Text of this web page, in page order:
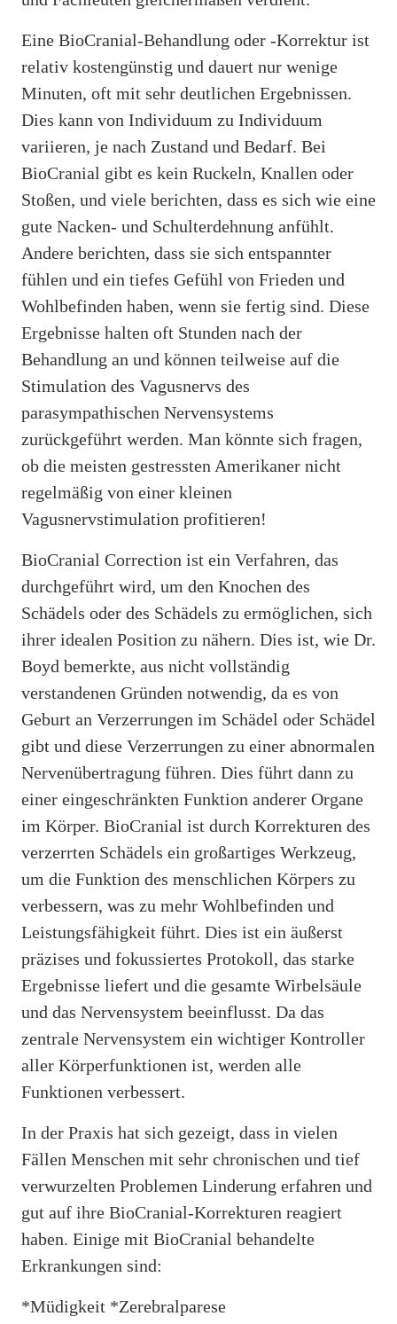
Eine BioCranial-Behandlung oder -Korrektur ist
relativ kostengünstig und dauert nur wenige
Minuten, oft mit sehr deutlichen Ergebnissen.
Dies kann von Individuum zu Individuum
variieren, je nach Zustand und Bedarf. Bei
BioCranial gibt es kein Ruckeln, Knallen oder
Stoßen, und viele berichten, dass es sich wie eine
gute Nacken- und Schulterdehnung anfühlt.
Andere berichten, dass sie sich entspannter
fühlen und ein tiefes Gefühl von Frieden und
Wohlbefinden haben, wenn sie fertig sind. Diese
Ergebnisse halten oft Stunden nach der
Behandlung an und können teilweise auf die
Stimulation des Vagusnervs des
parasympathischen Nervensystems
zurückgeführt werden. Man könnte sich fragen,
ob die meisten gestressten Amerikaner nicht
regelmäßig von einer kleinen
Vagusnervstimulation profitieren!
BioCranial Correction ist ein Verfahren, das
durchgeführt wird, um den Knochen des
Schädels oder des Schädels zu ermöglichen, sich
ihrer idealen Position zu nähern. Dies ist, wie Dr.
Boyd bemerkte, aus nicht vollständig
verstandenen Gründen notwendig, da es von
Geburt an Verzerrungen im Schädel oder Schädel
gibt und diese Verzerrungen zu einer abnormalen
Nervenübertragung führen. Dies führt dann zu
einer eingeschränkten Funktion anderer Organe
im Körper. BioCranial ist durch Korrekturen des
verzerrten Schädels ein großartiges Werkzeug,
um die Funktion des menschlichen Körpers zu
verbessern, was zu mehr Wohlbefinden und
Leistungsfähigkeit führt. Dies ist ein äußerst
präzises und fokussiertes Protokoll, das starke
Ergebnisse liefert und die gesamte Wirbelsäule
und das Nervensystem beeinflusst. Da das
zentrale Nervensystem ein wichtiger Kontroller
aller Körperfunktionen ist, werden alle
Funktionen verbessert.
In der Praxis hat sich gezeigt, dass in vielen
Fällen Menschen mit sehr chronischen und tief
verwurzelten Problemen Linderung erfahren und
gut auf ihre BioCranial-Korrekturen reagiert
haben. Einige mit BioCranial behandelte
Erkrankungen sind:
*Müdigkeit *Zerebralparese